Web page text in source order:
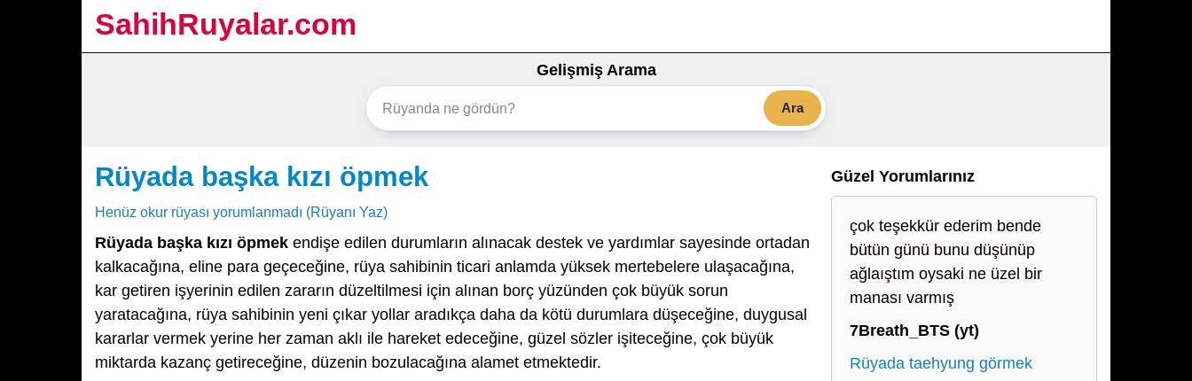
SahihRuyalar.com
Gelişmiş Arama
Ara
Rüyada başka kızı öpmek
Henüz okur rüyası yorumlanmadı (Rüyanı Yaz)
Rüyada başka kızı öpmek endişe edilen durumların alınacak destek ve yardımlar sayesinde ortadan
kalkacağına, eline para geçeceğine, rüya sahibinin ticari anlamda yüksek mertebelere ulaşacağına,
kar getiren işyerinin edilen zararın düzeltilmesi için alınan borç yüzünden çok büyük sorun
yaratacağına, rüya sahibinin yeni çıkar yollar aradıkça daha da kötü durumlara düşeceğine, duygusal
kararlar vermek yerine her zaman aklı ile hareket edeceğine, güzel sözler işiteceğine, çok büyük
miktarda kazanç getireceğine, düzenin bozulacağına alamet etmektedir.
Güzel Yorumlarınız
çok teşekkür ederim bende
bütün günü bunu düşünüp
ağlaıştım oysaki ne üzel bir
manası varmış
7Breath_BTS (yt)
Rüyada taehyung görmek